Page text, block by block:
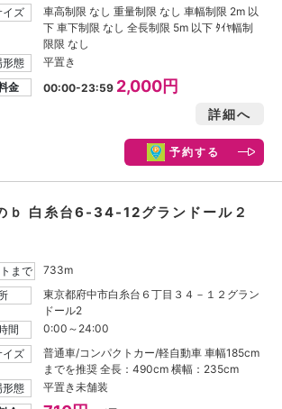
イズ
車高制限 なし 重量制限 なし 車幅制限 2m 以
下 車下制限 なし 全長制限 5m 以下 ﾀｲﾔ幅制
限限 なし
形態
平置き
金
00:00-23:59 2,000円
詳細へ
予約する
ｂ 白糸台6-34-12グランドール２
まで
733m
東京都府中市白糸台６丁目３４－１２グラン
ドール2
間
0:00～24:00
イズ
普通車/コンパクトカー/軽自動車 車幅185cm
までを推奨 全長：490cm 横幅：235cm
形態
平置き未舗装